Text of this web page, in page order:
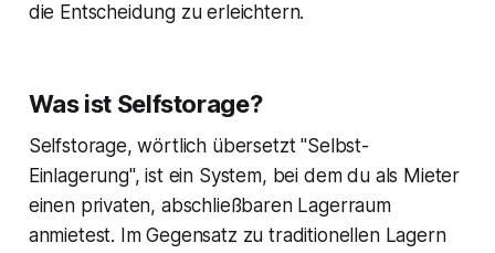
die Entscheidung zu erleichtern.
Was ist Selfstorage?
Selfstorage, wörtlich übersetzt "Selbst-
Einlagerung", ist ein System, bei dem du als Mieter
einen privaten, abschließbaren Lagerraum
anmietest. Im Gegensatz zu traditionellen Lagern